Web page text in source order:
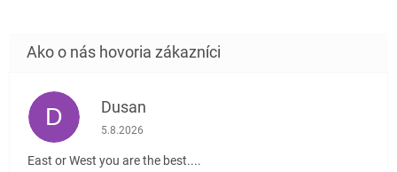
D Dusan
Hodnotenie obchodu je 5 z 5 hviezdičiek.
5.8.2026
East or West you are the best....